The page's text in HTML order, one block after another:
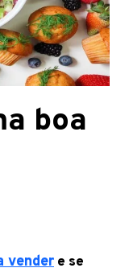
boa
vender e se